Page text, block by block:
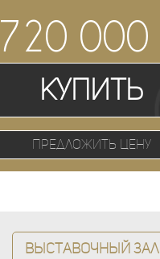
720 000
Купить
Предложить цену
Выставочный зал